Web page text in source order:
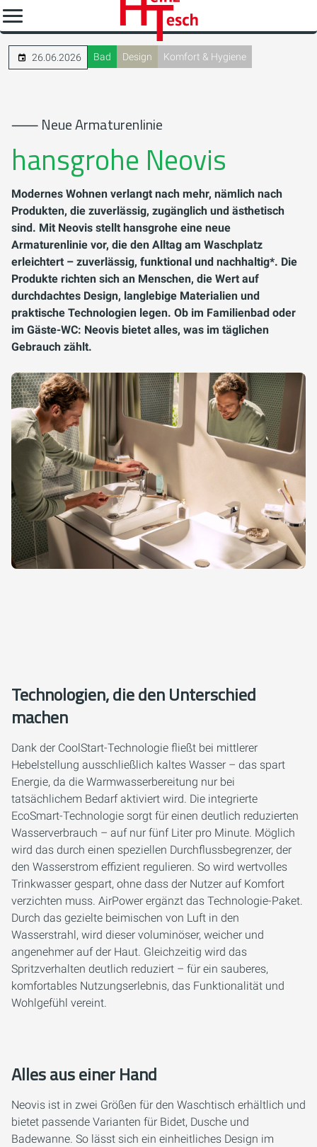
26.06.2026 Bad Design Komfort & Hygiene
⸺ Neue Armaturenlinie
hansgrohe Neovis
Modernes Wohnen verlangt nach mehr, nämlich nach
Produkten, die zuverlässig, zugänglich und ästhetisch
sind. Mit Neovis stellt hansgrohe eine neue
Armaturenlinie vor, die den Alltag am Waschplatz
erleichtert – zuverlässig, funktional und nachhaltig*. Die
Produkte richten sich an Menschen, die Wert auf
durchdachtes Design, langlebige Materialien und
praktische Technologien legen. Ob im Familienbad oder
im Gäste-WC: Neovis bietet alles, was im täglichen
Gebrauch zählt.
Technologien, die den Unterschied
machen
Dank der CoolStart-Technologie fließt bei mittlerer
Hebelstellung ausschließlich kaltes Wasser – das spart
Energie, da die Warmwasserbereitung nur bei
tatsächlichem Bedarf aktiviert wird. Die integrierte
EcoSmart-Technologie sorgt für einen deutlich reduzierten
Wasserverbrauch – auf nur fünf Liter pro Minute. Möglich
wird das durch einen speziellen Durchflussbegrenzer, der
den Wasserstrom effizient regulieren. So wird wertvolles
Trinkwasser gespart, ohne dass der Nutzer auf Komfort
verzichten muss. AirPower ergänzt das Technologie-Paket.
Durch das gezielte beimischen von Luft in den
Wasserstrahl, wird dieser voluminöser, weicher und
angenehmer auf der Haut. Gleichzeitig wird das
Spritzverhalten deutlich reduziert – für ein sauberes,
komfortables Nutzungserlebnis, das Funktionalität und
Wohlgefühl vereint.
Alles aus einer Hand
Neovis ist in zwei Größen für den Waschtisch erhältlich und
bietet passende Varianten für Bidet, Dusche und
Badewanne. So lässt sich ein einheitliches Design im